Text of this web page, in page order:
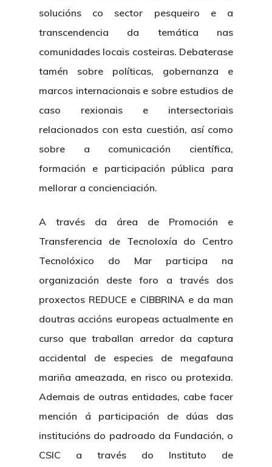
solucións co sector pesqueiro e a
transcendencia da temática nas
comunidades locais costeiras. Debaterase
tamén sobre políticas, gobernanza e
marcos internacionais e sobre estudios de
caso rexionais e intersectoriais
relacionados con esta cuestión, así como
sobre a comunicación científica,
formación e participación pública para
mellorar a concienciación.
A través da área de Promoción e
Transferencia de Tecnoloxía do Centro
Tecnolóxico do Mar participa na
organización deste foro a través dos
proxectos REDUCE e CIBBRINA e da man
doutras accións europeas actualmente en
curso que traballan arredor da captura
accidental de especies de megafauna
mariña ameazada, en risco ou protexida.
Ademais de outras entidades, cabe facer
mención á participación de dúas das
institucións do padroado da Fundación, o
CSIC a través do Instituto de